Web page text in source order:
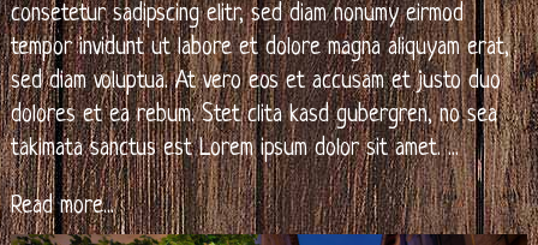
consetetur sadipscing elitr, sed diam nonumy eirmod
tempor invidunt ut labore et dolore magna aliquyam erat,
sed diam voluptua. At vero eos et accusam et justo duo
dolores et ea rebum. Stet clita kasd gubergren, no sea
takimata sanctus est Lorem ipsum dolor sit amet....
Read more...